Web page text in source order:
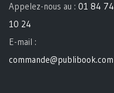
Appelez-nous au : 01 84 74
10 24
E-mail :
commande@publibook.com